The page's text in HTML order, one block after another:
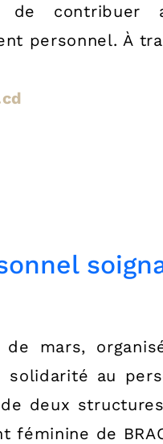
de contribuer
personnel. À
mars,
solidarité au
deux
de